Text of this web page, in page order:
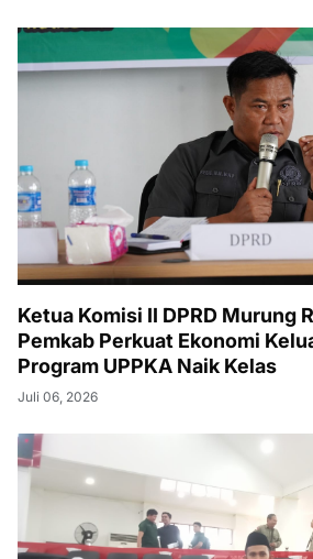
Ketua Komisi II DPRD Murung
Pemkab Perkuat Ekonomi
Program UPPKA Naik Kelas
Juli 06, 2026